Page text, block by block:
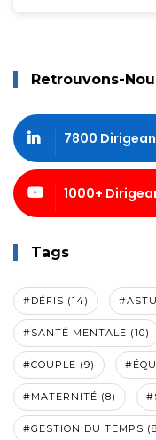
Retrouvons-
7800
1000+
Tags
#DÉFIS (14)
#SANTÉ MENTALE (10)
#COUPLE (9)
#MATERNITÉ (8)
#GESTION DU TEMPS